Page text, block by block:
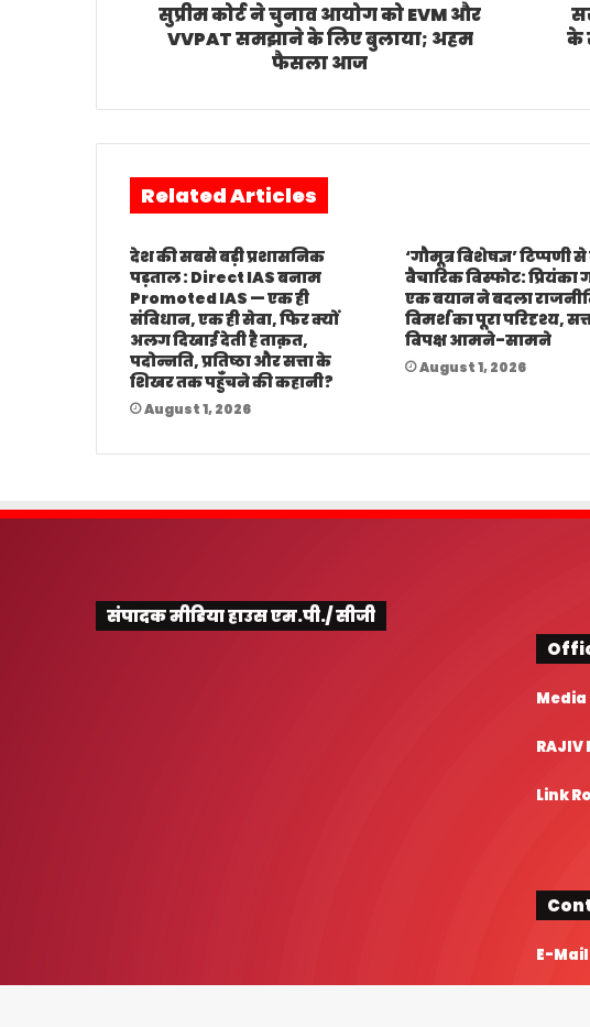
सुप्रीम कोर्ट ने चुनाव आयोग को EVM और
VVPAT समझाने के लिए बुलाया; अहम
फैसला आज
के
Related Articles
देश की सबसे बड़ी प्रशासनिक
पड़ताल : Direct IAS बनाम
Promoted IAS — एक ही
संविधान, एक ही सेवा, फिर क्यों
अलग दिखाई देती है ताक़त,
पदोन्नति, प्रतिष्ठा और सत्ता के
शिखर तक पहुँचने की कहानी?
August 1, 2026
‘गौमूत्र विशेषज्ञ’ टिप्पणी
वैचारिक विस्फोट: प्रियंका
एक बयान ने बदला
विमर्श का पूरा परिदृश्य,
विपक्ष आमने-सामने
August 1, 2026
संपादक मीडिया हाउस एम.पी./ सीजी
Media
RAJIV
Link
E-